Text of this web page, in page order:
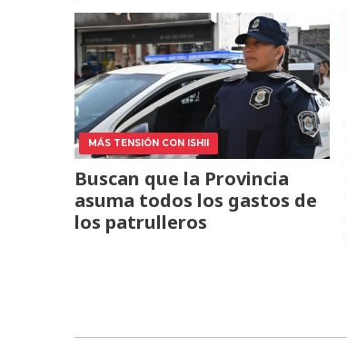
MÁS TENSIÓN CON ISHII
Buscan que la Provincia
asuma todos los gastos de
los patrulleros